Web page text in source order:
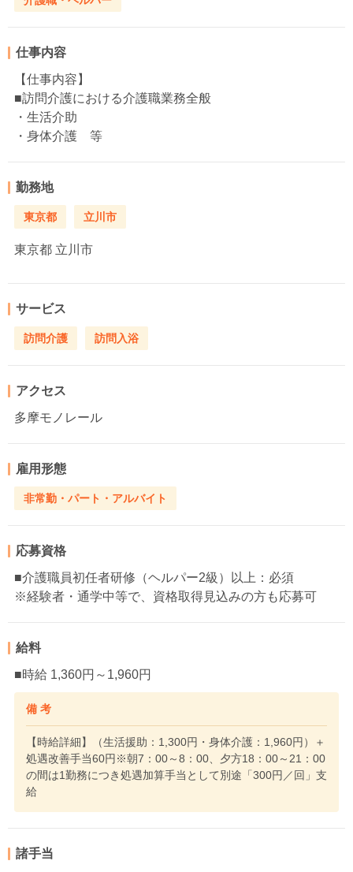
仕事内容
【仕事内容】
■訪問介護における介護職業務全般
・生活介助
・身体介護 等
勤務地
東京都 立川市
東京都 立川市
サービス
訪問介護 訪問入浴
アクセス
多摩モノレール
雇用形態
非常勤・パート・アルバイト
応募資格
■介護職員初任者研修（ヘルパー2級）以上：必須
※経験者・通学中等で、資格取得見込みの方も応募可
給料
■時給 1,360円～1,960円
備 考
【時給詳細】（生活援助：1,300円・身体介護：1,960円）＋
処遇改善手当60円※朝7：00～8：00、夕方18：00～21：00
の間は1勤務につき処遇加算手当として別途「300円／回」支
給
諸手当